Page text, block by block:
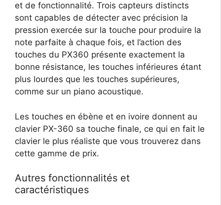
et de fonctionnalité. Trois capteurs distincts
sont capables de détecter avec précision la
pression exercée sur la touche pour produire la
note parfaite à chaque fois, et l’action des
touches du PX360 présente exactement la
bonne résistance, les touches inférieures étant
plus lourdes que les touches supérieures,
comme sur un piano acoustique.
Les touches en ébène et en ivoire donnent au
clavier PX-360 sa touche finale, ce qui en fait le
clavier le plus réaliste que vous trouverez dans
cette gamme de prix.
Autres fonctionnalités et
caractéristiques